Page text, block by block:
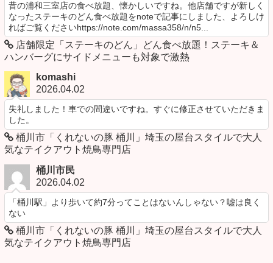
昔の浦和三室店の食べ放題、懐かしいですね。他店舗ですが新しく
なったステーキのどん食べ放題をnoteで記事にしました、よろしけ
ればご覧くださいhttps://note.com/massa358/n/n5...
店舗限定「ステーキのどん」どん食べ放題！ステーキ＆
ハンバーグにサイドメニューも対象で激熱
komashi
2026.04.02
失礼しました！車での間違いですね。すぐに修正させていただきま
した。
桶川市「くれないの豚 桶川」埼玉の屋台スタイルで大人
気なテイクアウト焼鳥専門店
桶川市民
2026.04.02
「桶川駅」より歩いて約7分ってことはないんしゃない？嘘は良く
ない
桶川市「くれないの豚 桶川」埼玉の屋台スタイルで大人
気なテイクアウト焼鳥専門店